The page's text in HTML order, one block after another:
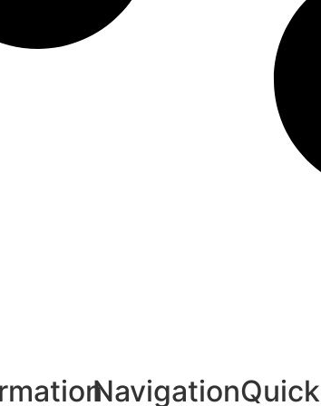
সঙ্গে জমি হস্তান্তরের প্রস্তাব বিবেচনা করছে ভারত
NavigationQuick